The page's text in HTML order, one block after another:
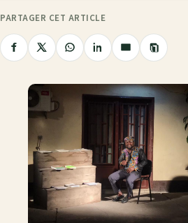
PARTAGER CET ARTICLE
Partager
Facebook
Partager
X
Partager
WhatsApp
Partager
LinkedIn
Partager
e-
mail
Copier
le